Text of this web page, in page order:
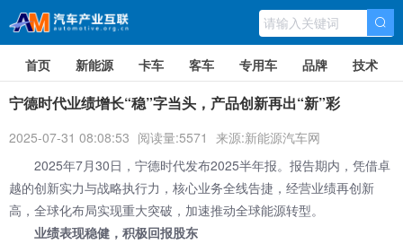
首页 新能源 卡车 客车 专用车 品牌 技术
宁德时代业绩增长“稳”字当头，产品创新再出“新”彩
2025-07-31 08:08:53 阅读量:5571
来源:新能源汽车网
2025年7月30日，宁德时代发布2025半年报。报告期内，凭借卓
越的创新实力与战略执行力，核心业务全线告捷，经营业绩再创新
高，全球化布局实现重大突破，加速推动全球能源转型。
业绩表现稳健，积极回报股东